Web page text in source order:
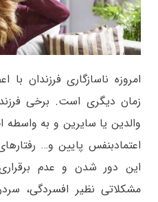
امروزه ناسازگاری فرزندان
زمان دیگری است. برخی
والدین یا سایرین و به
اعتمادبنفس پایین و…
این دور شدن و عدم
مشکلاتی نظیر افسردگی،